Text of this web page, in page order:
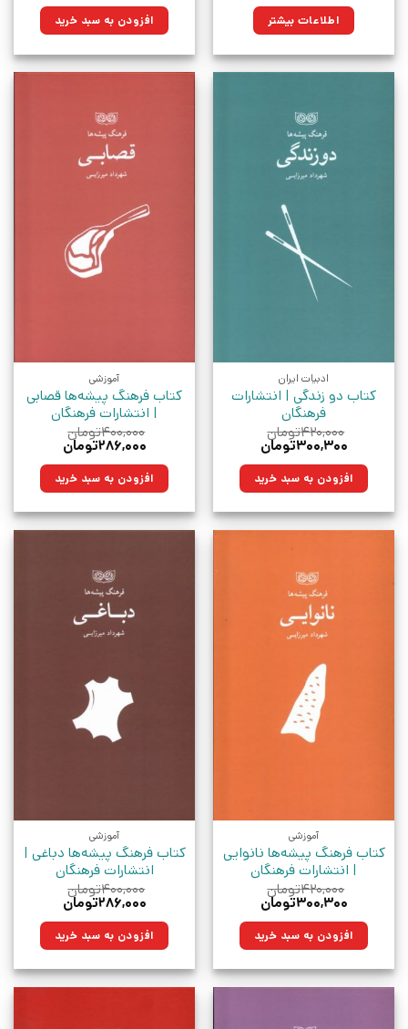
اطلاعات بیشتر ۲,۳۰۰,۰۰۰تومان
بود.
افزودن به سبد خرید
ادبیات ایران
کتاب دو زندگی | انتشارات
فرهنگان
۴۲۰,۰۰۰تومان
قیمت
۴۲۰,۰۰۰تومان
بود.
۳۰۰,۳۰۰تومان
۳۰۰,۳۰۰تومان.افزودن به سبد خرید
آموزشی
کتاب فرهنگ پیشه‌ها قصابی
| انتشارات فرهنگان
۴۰۰,۰۰۰تومان
قیمت
۴۰۰,۰۰۰تومان
بود.
۲۸۶,۰۰۰تومان
۲۸۶,۰۰۰تومان.افزودن به سبد خرید
آموزشی
کتاب فرهنگ پیشه‌ها نانوایی
| انتشارات فرهنگان
۴۲۰,۰۰۰تومان
قیمت
۴۲۰,۰۰۰تومان
بود.
۳۰۰,۳۰۰تومان
۳۰۰,۳۰۰تومان.افزودن به سبد خرید
آموزشی
کتاب فرهنگ پیشه‌ها دباغی |
انتشارات فرهنگان
۴۰۰,۰۰۰تومان
قیمت
۴۰۰,۰۰۰تومان
بود.
۲۸۶,۰۰۰تومان
۲۸۶,۰۰۰تومان.افزودن به سبد خرید